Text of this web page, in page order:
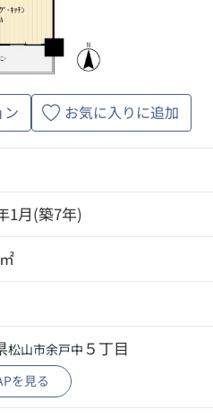
ン お気に入りに追加
1月(築7年)
松山市余戸中 ５丁目
を見る